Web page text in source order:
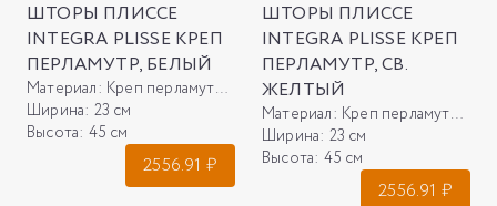
ШТОРЫ ПЛИССЕ
INTEGRA PLISSE КРЕП
ПЕРЛАМУТР, БЕЛЫЙ
Материал: Креп перламутр, белый
Ширина: 23 см
Высота: 45 см
2556.91 ₽
ШТОРЫ ПЛИССЕ
INTEGRA PLISSE КРЕП
ПЕРЛАМУТР, СВ.
ЖЕЛТЫЙ
Материал: Креп перламутр, св. желтый
Ширина: 23 см
Высота: 45 см
2556.91 ₽